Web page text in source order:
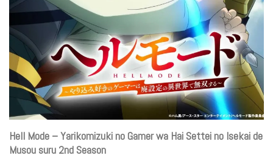
Hell Mode – Yarikomizuki no Gamer wa Hai Settei no Isekai de
Musou suru 2nd Season